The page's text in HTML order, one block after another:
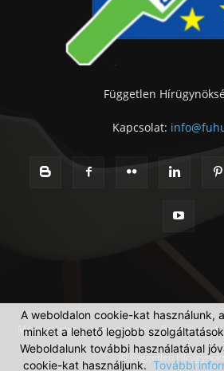
Független
Kapcsolat:
Médiaajánlat Impresszum Szerzői jogok
© Független
A weboldalon cookie-kat használunk,
minket a lehető legjobb
Weboldalunk további használatával
cookie-kat használjunk. További